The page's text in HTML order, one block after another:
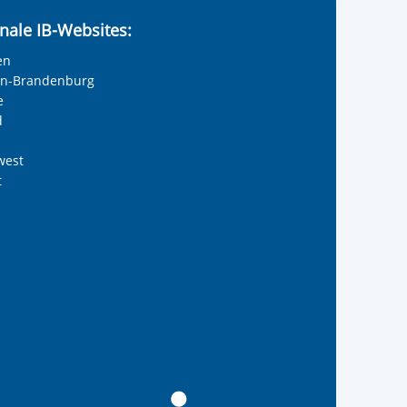
IB-Websites:
Brandenburg
Bund
Bund
Bund
Internationalen